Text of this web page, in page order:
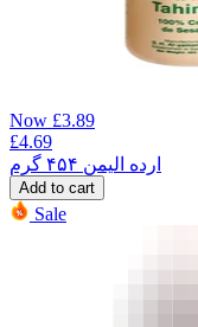
Now £3.89
£4.69
ارده الیمن ۴۵۴ گرم
Add to cart
Sale